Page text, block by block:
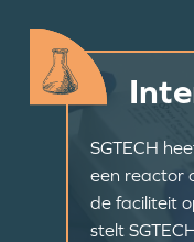
SGTECH
een reactor
de faciliteit
stelt